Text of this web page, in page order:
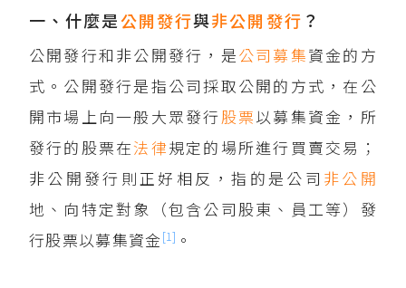
一、什麼是公開發行與非公開發行 ？
公開發行和非公開發行，是公司 募集資金的方
式。公開發行是指公司採取公開的方式，在公
開市場上向一般大眾發行股票以募集資金，所
發行的股票在法律規定的場所進行買賣交易；
非公開發行則正好相反，指的是公司 非公開
地、向特定對象（包含公司股東、員工等）發
行股票以募集資金[1] 。